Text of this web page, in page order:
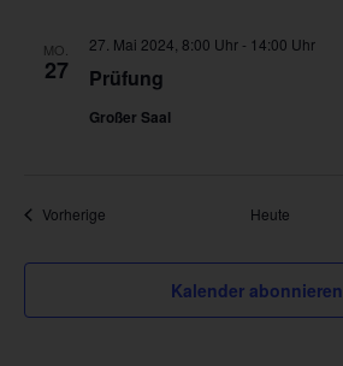
MO.
27 Prüfung
27. Mai 2024, 8:00 Uhr- 14:00 Uhr
Großer Saal
VorherigeVeranstaltungen Heute
Kalender abonnieren